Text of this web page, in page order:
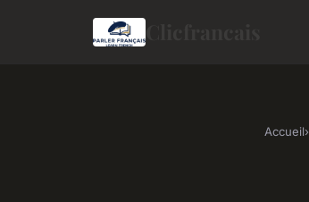
Clicfrancais
Accueil›